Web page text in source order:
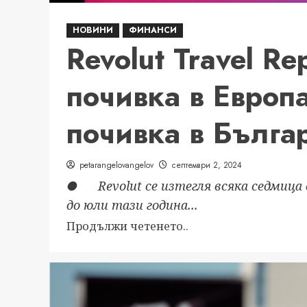
НОВИНИ ФИНАНСИ
Revolut Travel
почивка в
почивка в
petarangelovangelov септември 2, 2024
● Revolut се изтегля всяка седмица
до юли тази година...
Продължи четенето..
about
Revolut